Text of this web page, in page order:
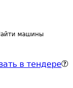
машины
в тендере